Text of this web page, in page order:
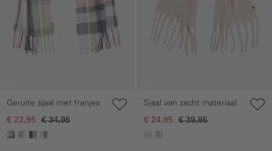
Geruite sjaal met franjes
€ 22,95 € 34,95
Sjaal van zacht materiaal
€ 24,95 € 39,95